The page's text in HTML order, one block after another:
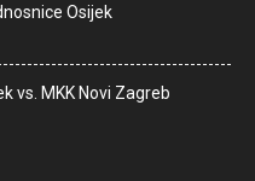
Osijek
vs. MKK Novi Zagreb